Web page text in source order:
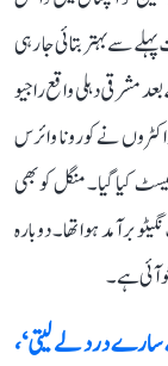
سے بہتر بتائی جا رہی
مشرقی دہلی واقع راجیو
نے کورونا وائرس
کیا گیا۔ منگل کو بھی
برآمد ہوا تھا۔ دوبارہ
آئی ہے۔
سارے درد لے لیتی‘،